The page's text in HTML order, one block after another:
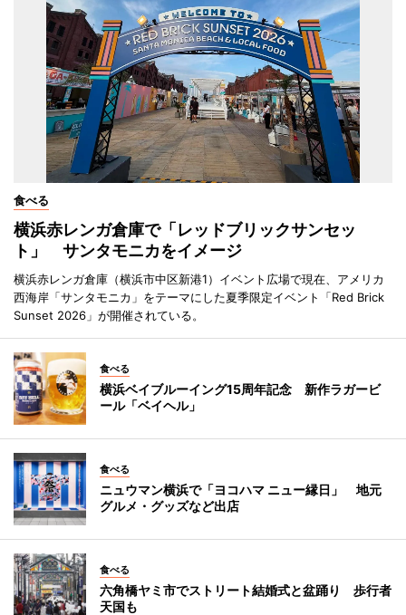
食べる
横浜赤レンガ倉庫で「レッドブリックサンセッ
ト」 サンタモニカをイメージ
横浜赤レンガ倉庫（横浜市中区新港1）イベント広場で現在、アメリカ
西海岸「サンタモニカ」をテーマにした夏季限定イベント「Red Brick
Sunset 2026」が開催されている。
食べる
横浜ベイブルーイング15周年記念 新作ラガービ
ール「ベイヘル」
食べる
ニュウマン横浜で「ヨコハマ ニュー縁日」 地元
グルメ・グッズなど出店
食べる
六角橋ヤミ市でストリート結婚式と盆踊り 歩行者
天国も